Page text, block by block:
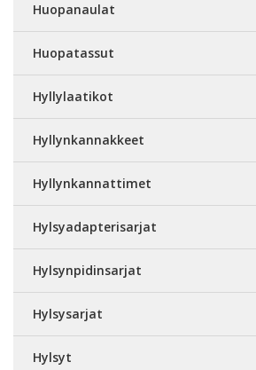
Huopanaulat
Huopatassut
Hyllylaatikot
Hyllynkannakkeet
Hyllynkannattimet
Hylsyadapterisarjat
Hylsynpidinsarjat
Hylsysarjat
Hylsyt